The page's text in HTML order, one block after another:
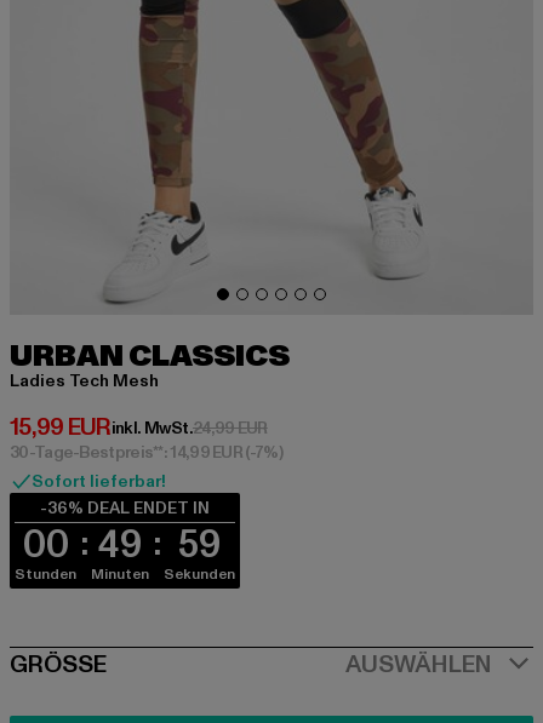
URBAN CLASSICS
Ladies Tech Mesh
15,99 EUR
Derzeitiger Preis: 15,99 EUR
inkl. MwSt.24,99 EURAktionspreis: 24,99 EUR
30-Tage-Bestpreis**: 14,99 EUR(-7%)
Sofort lieferbar!
-36% DEAL ENDET IN
00
Stunden
49
Minuten
59
Sekunden
SIZE
GRÖSSE AUSWÄHLEN